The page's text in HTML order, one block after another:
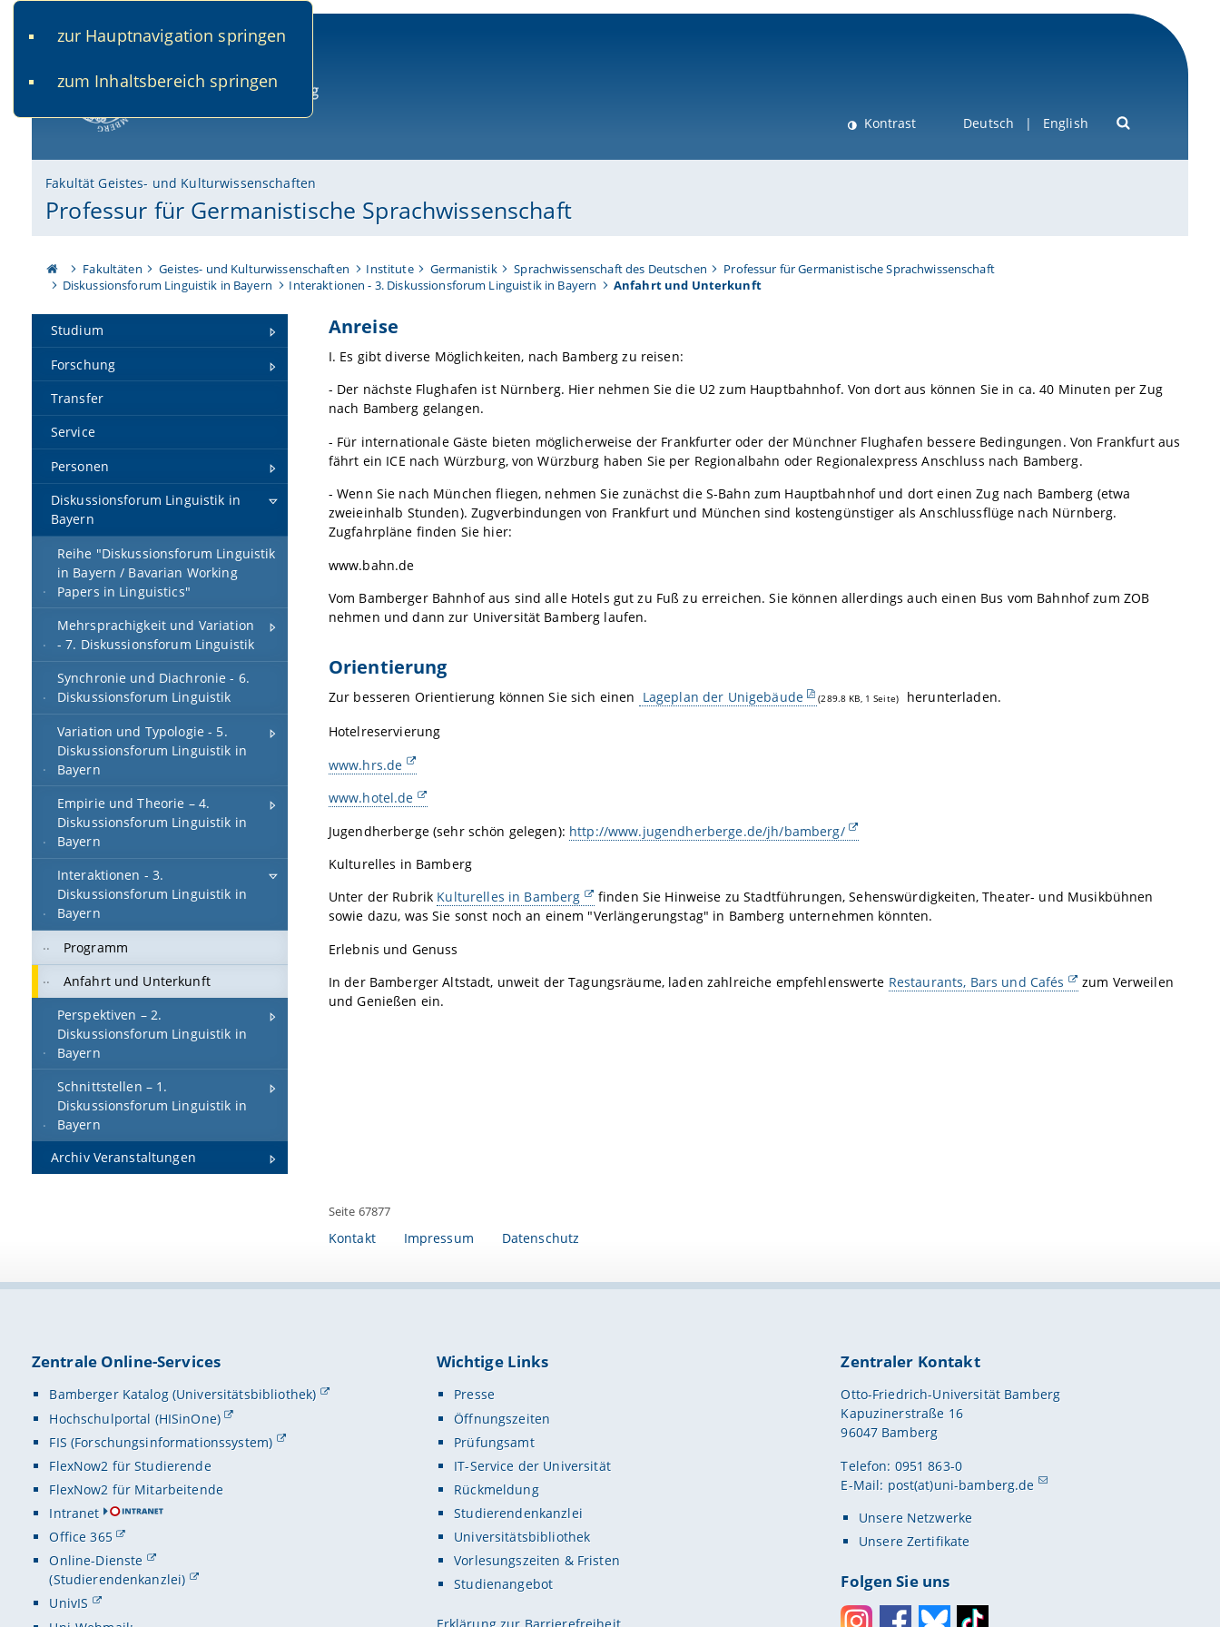
zur Hauptnavigation springen
zum Inhaltsbereich springen
Kontrast Deutsch English
Fakultät Geistes- und Kulturwissenschaften
Professur für Germanistische Sprachwissenschaft
Fakultäten Geistes- und Kulturwissenschaften Institute Germanistik Sprachwissenschaft des Deutschen
Professur für Germanistische Sprachwissenschaft
Diskussionsforum Linguistik in Bayern
Interaktionen - 3. Diskussionsforum Linguistik in Bayern Anfahrt und Unterkunft
Studium
Forschung
Transfer
Service
Personen
Diskussionsforum Linguistik in
Bayern
Reihe "Diskussionsforum Linguistik
in Bayern / Bavarian Working
Papers in Linguistics"
Mehrsprachigkeit und Variation
- 7. Diskussionsforum Linguistik
Synchronie und Diachronie - 6.
Diskussionsforum Linguistik
Variation und Typologie - 5.
Diskussionsforum Linguistik in
Bayern
Empirie und Theorie – 4.
Diskussionsforum Linguistik in
Bayern
Interaktionen - 3.
Diskussionsforum Linguistik in
Bayern
Programm
Anfahrt und Unterkunft
Perspektiven – 2.
Diskussionsforum Linguistik in
Bayern
Schnittstellen – 1.
Diskussionsforum Linguistik in
Bayern
Archiv Veranstaltungen
Anreise
I. Es gibt diverse Möglichkeiten, nach Bamberg zu reisen:
- Der nächste Flughafen ist Nürnberg. Hier nehmen Sie die U2 zum Hauptbahnhof. Von dort aus können Sie in ca. 40 Minuten per Zug
nach Bamberg gelangen.
- Für internationale Gäste bieten möglicherweise der Frankfurter oder der Münchner Flughafen bessere Bedingungen. Von Frankfurt aus
fährt ein ICE nach Würzburg, von Würzburg haben Sie per Regionalbahn oder Regionalexpress Anschluss nach Bamberg.
- Wenn Sie nach München fliegen, nehmen Sie zunächst die S-Bahn zum Hauptbahnhof und dort einen Zug nach Bamberg (etwa
zweieinhalb Stunden). Zugverbindungen von Frankfurt und München sind kostengünstiger als Anschlussflüge nach Nürnberg.
Zugfahrpläne finden Sie hier:
www.bahn.de
Vom Bamberger Bahnhof aus sind alle Hotels gut zu Fuß zu erreichen. Sie können allerdings auch einen Bus vom Bahnhof zum ZOB
nehmen und dann zur Universität Bamberg laufen.
Orientierung
Zur besseren Orientierung können Sie sich einen Lageplan der Unigebäude (289.8 KB, 1 Seite) herunterladen.
Hotelreservierung
www.hrs.de
www.hotel.de
Jugendherberge (sehr schön gelegen): http://www.jugendherberge.de/jh/bamberg/
Kulturelles in Bamberg
Unter der Rubrik Kulturelles in Bamberg
finden Sie Hinweise zu Stadtführungen, Sehenswürdigkeiten, Theater- und Musikbühnen
sowie dazu, was Sie sonst noch an einem "Verlängerungstag" in Bamberg unternehmen könnten.
Erlebnis und Genuss
In der Bamberger Altstadt, unweit der Tagungsräume, laden zahlreiche empfehlenswerte Restaurants, Bars und Cafés
zum Verweilen
und Genießen ein.
Seite 67877
Kontakt Impressum Datenschutz
Zentrale Online-Services
Bamberger Katalog (Universitätsbibliothek)
Hochschulportal (HISinOne)
FIS (Forschungsinformationssystem)
FlexNow2 für Studierende
FlexNow2 für Mitarbeitende
Intranet
Office 365
Online-Dienste
(Studierendenkanzlei)
UnivIS
Wichtige Links
Presse
Öffnungszeiten
Prüfungsamt
IT-Service der Universität
Rückmeldung
Studierendenkanzlei
Universitätsbibliothek
Vorlesungszeiten & Fristen
Studienangebot
Zentraler Kontakt
Otto-Friedrich-Universität Bamberg
Kapuzinerstraße 16
96047 Bamberg
Telefon: 0951 863-0
E-Mail: post(at)uni-bamberg.de
Unsere Netzwerke
Unsere Zertifikate
Folgen Sie uns